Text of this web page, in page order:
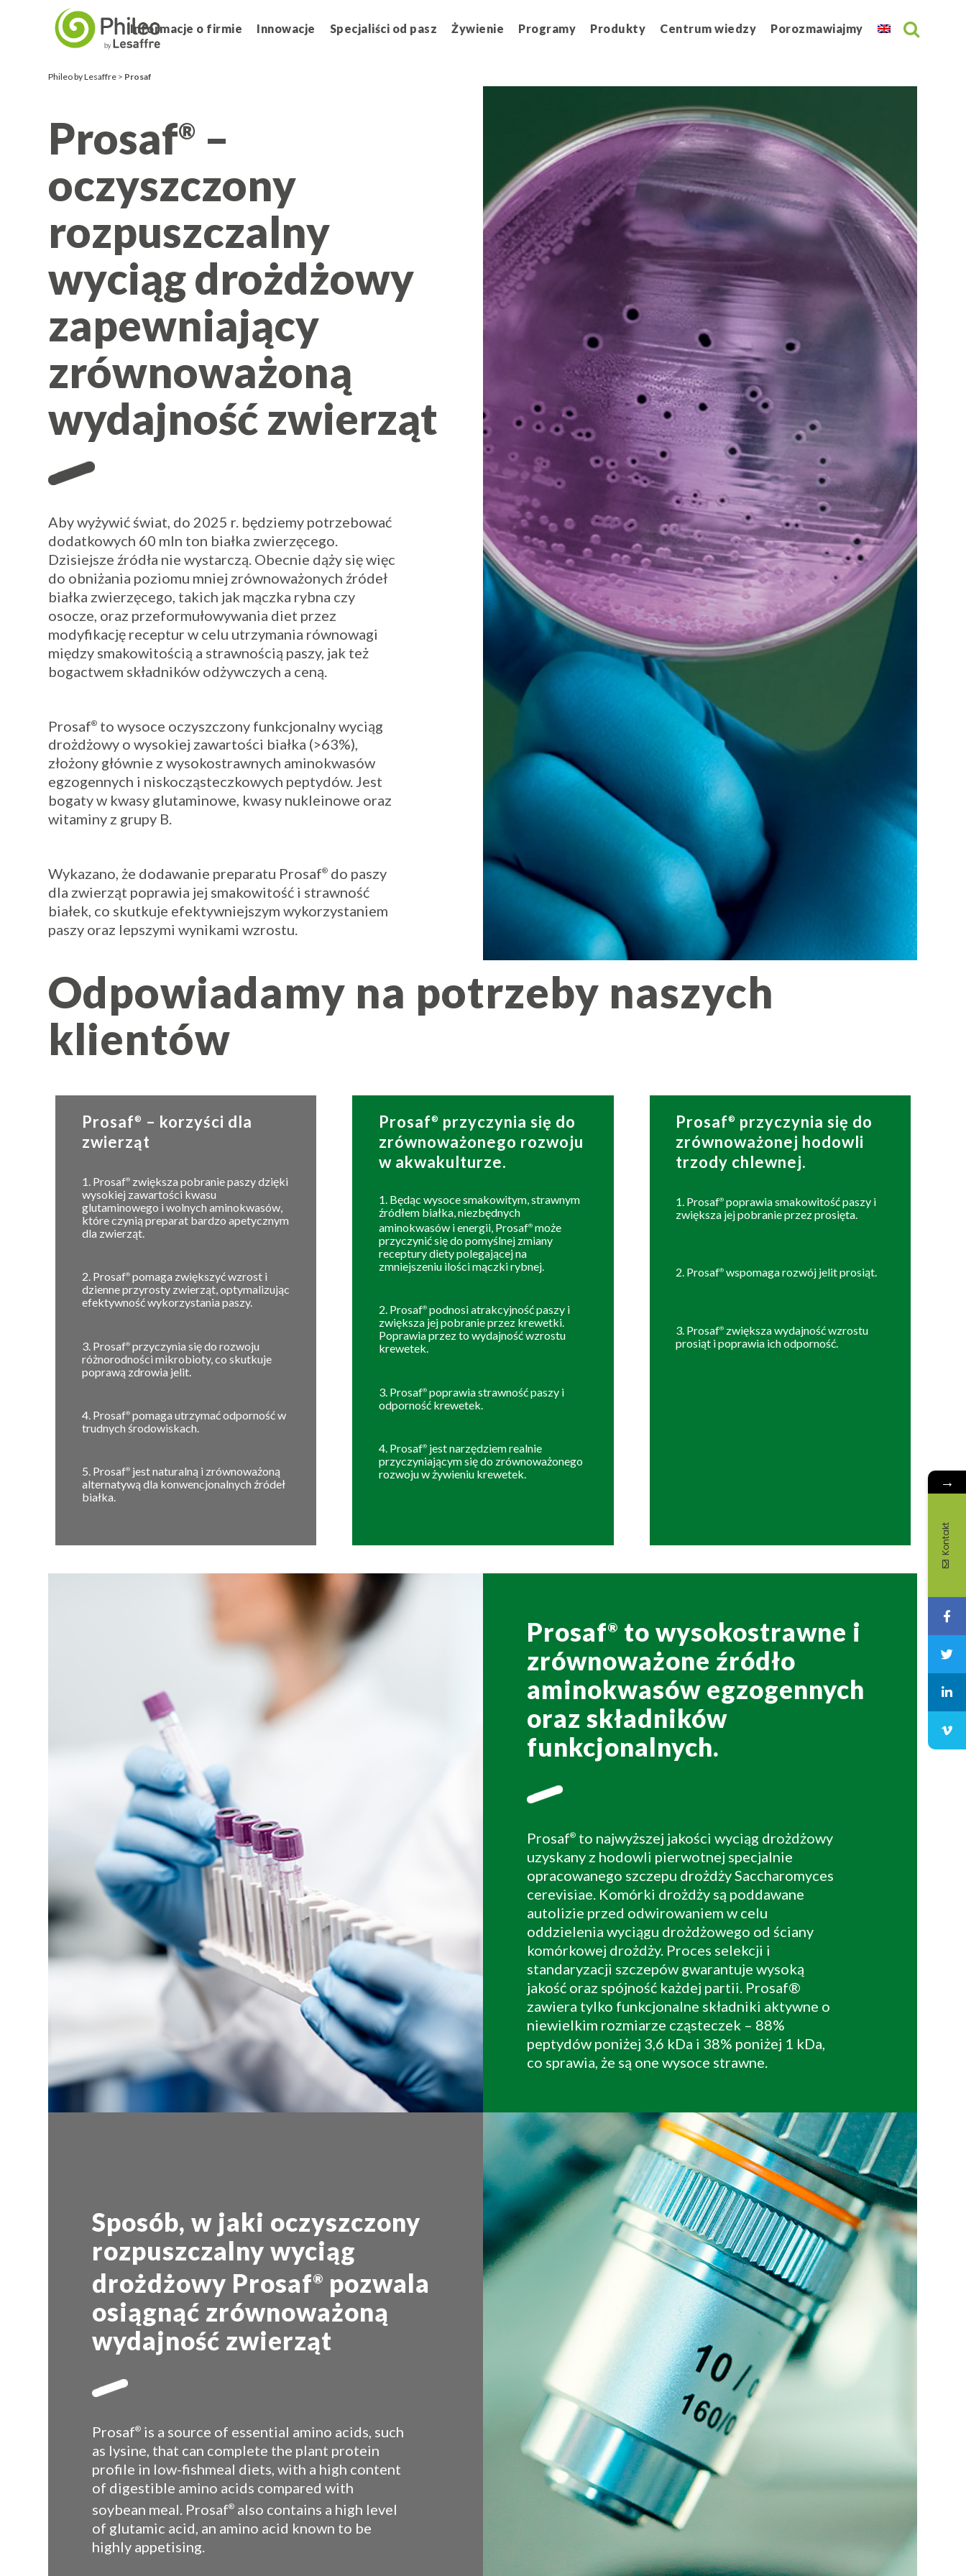
Informacje o firmie Innowacje Specjaliści od pasz Żywienie Programy Produkty Centrum wiedzy Porozmawiajmy
Phileo by Lesaffre > Prosaf
Prosaf® –
oczyszczony
rozpuszczalny
wyciąg drożdżowy
zapewniający
zrównoważoną
wydajność zwierząt
Aby wyżywić świat, do 2025 r. będziemy potrzebować
dodatkowych 60 mln ton białka zwierzęcego.
Dzisiejsze źródła nie wystarczą. Obecnie dąży się więc
do obniżania poziomu mniej zrównoważonych źródeł
białka zwierzęcego, takich jak mączka rybna czy
osocze, oraz przeformułowywania diet przez
modyfikację receptur w celu utrzymania równowagi
między smakowitością a strawnością paszy, jak też
bogactwem składników odżywczych a ceną.
Prosaf® to wysoce oczyszczony funkcjonalny wyciąg
drożdżowy o wysokiej zawartości białka (>63%),
złożony głównie z wysokostrawnych aminokwasów
egzogennych i niskocząsteczkowych peptydów. Jest
bogaty w kwasy glutaminowe, kwasy nukleinowe oraz
witaminy z grupy B.
Wykazano, że dodawanie preparatu Prosaf® do paszy
dla zwierząt poprawia jej smakowitość i strawność
białek, co skutkuje efektywniejszym wykorzystaniem
paszy oraz lepszymi wynikami wzrostu.
Odpowiadamy na potrzeby naszych
klientów
Prosaf®
– korzyści dla
zwierząt
1. Prosaf®zwiększa pobranie paszy dzięki
wysokiej zawartości kwasu
glutaminowego i wolnych aminokwasów,
które czynią preparat bardzo apetycznym
dla zwierząt.
2. Prosaf®pomaga zwiększyć wzrost i
dzienne przyrosty zwierząt, optymalizując
efektywność wykorzystania paszy.
3. Prosaf®przyczynia się do rozwoju
różnorodności mikrobioty, co skutkuje
poprawą zdrowia jelit.
4. Prosaf®pomaga utrzymać odporność w
trudnych środowiskach.
5. Prosaf®jest naturalną i zrównoważoną
alternatywą dla konwencjonalnych źródeł
białka.
Prosaf®
przyczynia się do
zrównoważonego rozwoju
w akwakulturze.
1. Będąc wysoce smakowitym, strawnym
źródłem białka, niezbędnych
aminokwasów i energii, Prosaf®może
przyczynić się do pomyślnej zmiany
receptury diety polegającej na
zmniejszeniu ilości mączki rybnej.
2. Prosaf®podnosi atrakcyjność paszy i
zwiększa jej pobranie przez krewetki.
Poprawia przez to wydajność wzrostu
krewetek.
3. Prosaf®poprawia strawność paszy i
odporność krewetek.
4. Prosaf®jest narzędziem realnie
przyczyniającym się do zrównoważonego
rozwoju w żywieniu krewetek.
Prosaf®
przyczynia się do
zrównoważonej hodowli
trzody chlewnej.
1. Prosaf®poprawia smakowitość paszy i
zwiększa jej pobranie przez prosięta.
2. Prosaf®wspomaga rozwój jelit prosiąt.
3. Prosaf®zwiększa wydajność wzrostu
prosiąt i poprawia ich odporność.
Prosaf® to wysokostrawne i
zrównoważone źródło
aminokwasów egzogennych
oraz składników
funkcjonalnych.
Prosaf®to najwyższej jakości wyciąg drożdżowy
uzyskany z hodowli pierwotnej specjalnie
opracowanego szczepu drożdży Saccharomyces
cerevisiae. Komórki drożdży są poddawane
autolizie przed odwirowaniem w celu
oddzielenia wyciągu drożdżowego od ściany
komórkowej drożdży. Proces selekcji i
standaryzacji szczepów gwarantuje wysoką
jakość oraz spójność każdej partii. Prosaf®
zawiera tylko funkcjonalne składniki aktywne o
niewielkim rozmiarze cząsteczek – 88%
peptydów poniżej 3,6 kDa i 38% poniżej 1 kDa,
co sprawia, że są one wysoce strawne.
Sposób, w jaki oczyszczony
rozpuszczalny wyciąg
drożdżowy Prosaf® pozwala
osiągnąć zrównoważoną
wydajność zwierząt
Prosaf®is a source of essential amino acids, such
as lysine, that can complete the plant protein
profile in low-fishmeal diets, with a high content
of digestible amino acids compared with
soybean meal. Prosaf®also contains a high level
of glutamic acid, an amino acid known to be
highly appetising.
→
Kontakt